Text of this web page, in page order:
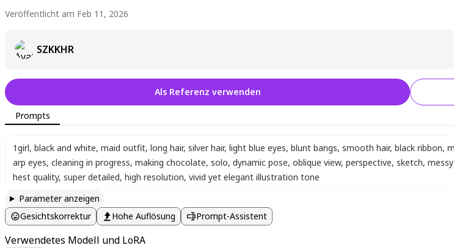
Veröffentlicht am Feb 11, 2026
SZKKHR
Als Referenz verwenden
Prompts
1girl, black and white, maid outfit, long hair, silver hair, light blue eyes, blunt bangs, smooth hair, black ribbon,
arp eyes, cleaning in progress, making chocolate, solo, dynamic pose, oblique view, perspective, sketch,
hest quality, super detailed, high resolution, vivid yet elegant illustration tone
Parameter anzeigen
Gesichtskorrektur
Hohe Auflösung Prompt-Assistent
Verwendetes Modell und LoRA